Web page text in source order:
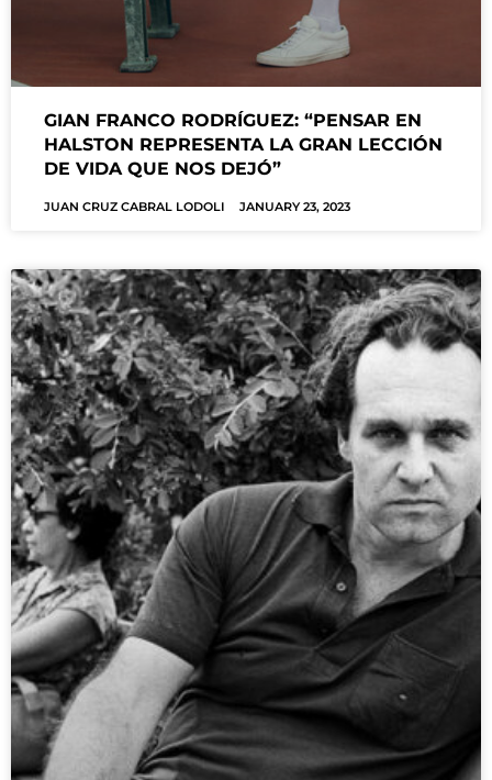
GIAN FRANCO RODRÍGUEZ: “PENSAR EN
HALSTON REPRESENTA LA GRAN LECCIÓN
DE VIDA QUE NOS DEJÓ”
JUAN CRUZ CABRAL LODOLI JANUARY 23, 2023